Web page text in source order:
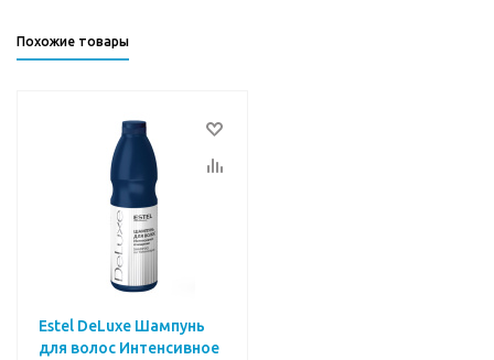
Похожие товары
Estel DeLuxe Шампунь
для волос Интенсивное